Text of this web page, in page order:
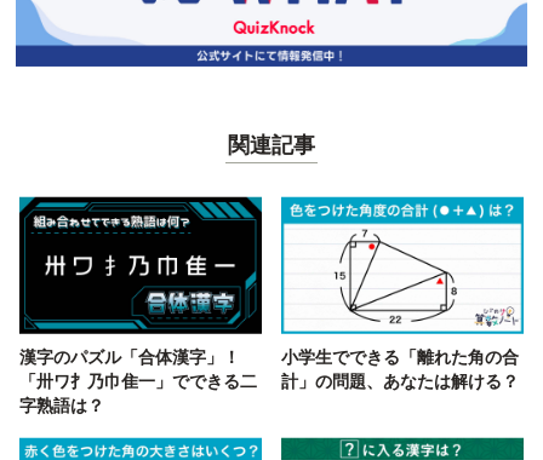
関連記事
漢字のパズル「合体漢字」！
「卅ワ扌乃巾隹一」でできる二
字熟語は？
小学生でできる「離れた角の合
計」の問題、あなたは解ける？